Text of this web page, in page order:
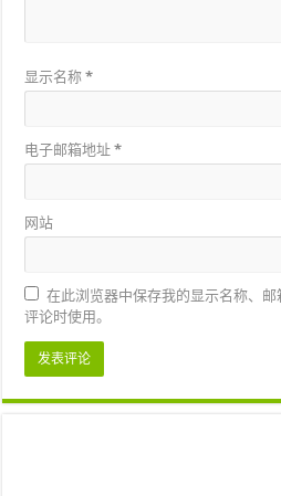
显示名称*
电子邮箱地址*
网站
在此浏览器中保存我的显示名称、
评论时使用。